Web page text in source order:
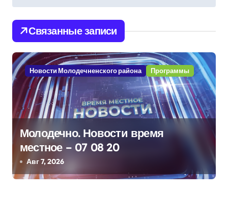
и
г
а
ц
и
я
п
о
з
Связанные записи
Новости Молодечненского района Программы
Молодечно. Новости время
местное – 07 08 20
Авг 7, 2026